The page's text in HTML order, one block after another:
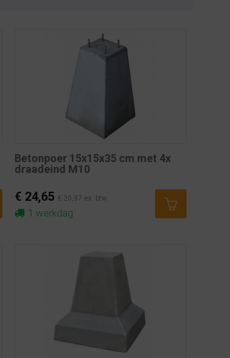
Betonpoer 15x15x35 cm met 4x
draadeind M10
€ 24,65 € 20,37 ex. btw
1 werkdag